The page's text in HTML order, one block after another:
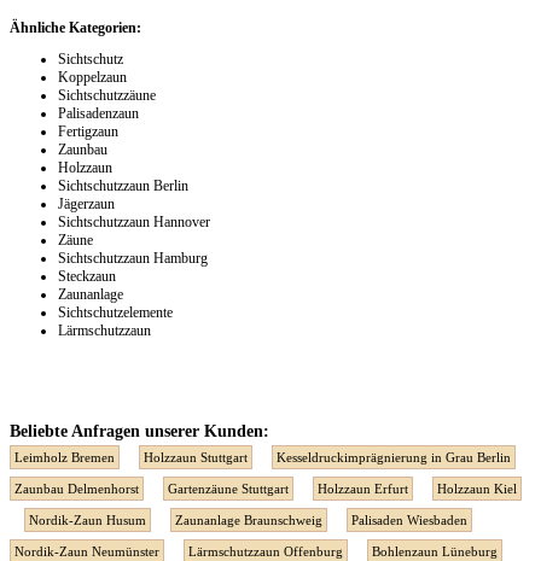
Ähnliche Kategorien:
Sichtschutz
Koppelzaun
Sichtschutzzäune
Palisadenzaun
Fertigzaun
Zaunbau
Holzzaun
Sichtschutzzaun Berlin
Jägerzaun
Sichtschutzzaun Hannover
Zäune
Sichtschutzzaun Hamburg
Steckzaun
Zaunanlage
Sichtschutzelemente
Lärmschutzzaun
Beliebte Anfragen unserer Kunden:
Leimholz Bremen Holzzaun Stuttgart Kesseldruckimprägnierung in Grau Berlin
Zaunbau Delmenhorst Gartenzäune Stuttgart Holzzaun Erfurt Holzzaun Kiel
Nordik-Zaun Husum Zaunanlage Braunschweig Palisaden Wiesbaden
Nordik-Zaun Neumünster Lärmschutzzaun Offenburg Bohlenzaun Lüneburg